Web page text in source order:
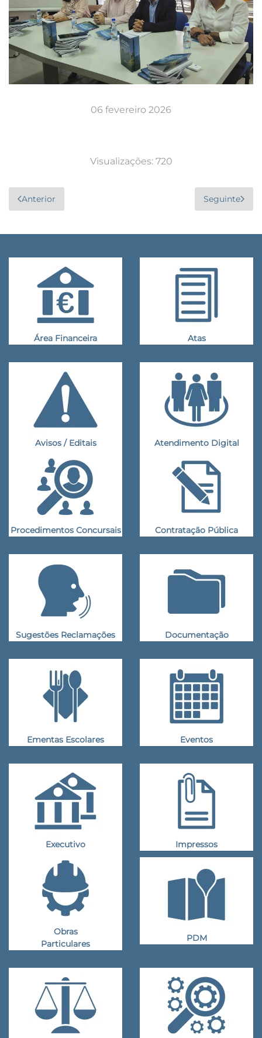
06 fevereiro 2026
Visualizações: 720
Anterior Seguinte
Área Financeira Atas
Avisos / Editais Atendimento Digital
Procedimentos Concursais Contratação Pública
Sugestões Reclamações Documentação
Ementas Escolares Eventos
Executivo Impressos
Obras
Particulares
PDM